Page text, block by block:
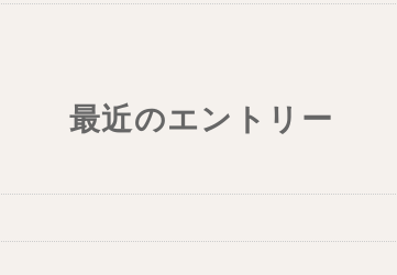
最近のエントリー